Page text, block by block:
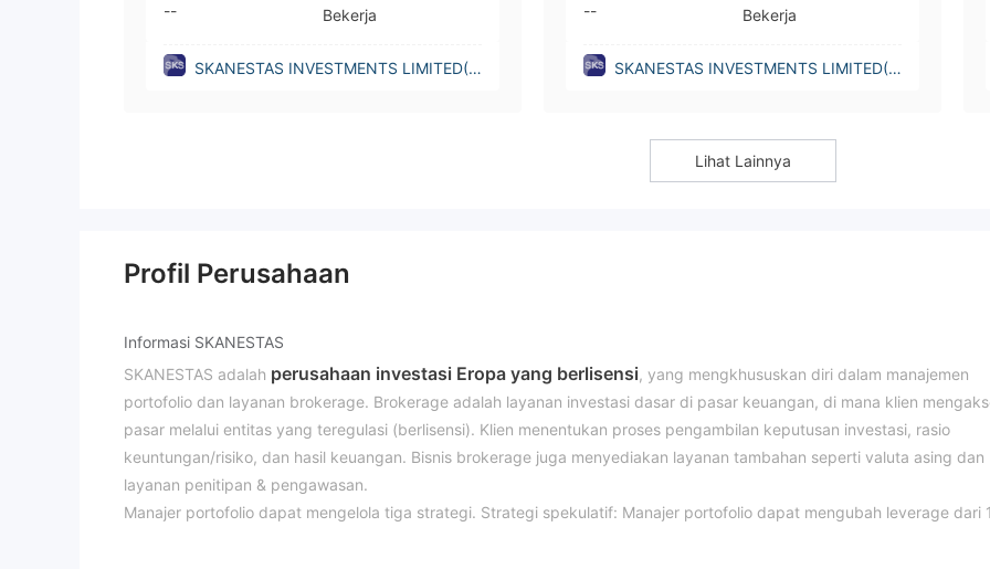
--
Bekerja
SKANESTAS INVESTMENTS LIMITED(C
--
Bekerja
SKANESTAS INVESTMENTS LIMITED(C
Lihat Lainnya
Profil Perusahaan
Informasi SKANESTAS
SKANESTAS adalah perusahaan investasi Eropa yang berlisensi, yang mengkhususkan diri dalam manajemen
portofolio dan layanan brokerage. Brokerage adalah layanan investasi dasar di pasar keuangan, di mana klien
pasar melalui entitas yang teregulasi (berlisensi). Klien menentukan proses pengambilan keputusan investasi, rasio
keuntungan/risiko, dan hasil keuangan. Bisnis brokerage juga menyediakan layanan tambahan seperti valuta asing dan
layanan penitipan & pengawasan.
Manajer portofolio dapat mengelola tiga strategi. Strategi spekulatif: Manajer portofolio dapat mengubah leverage dari